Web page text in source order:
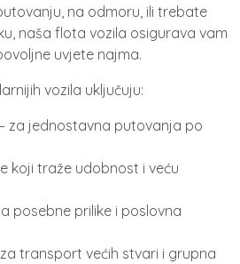
na odmoru, ili trebate
naša flota vozila osigurava vam
uvjete najma.
vozila uključuju:
za jednostavna putovanja po
koji traže udobnost i veću
posebne prilike i poslovna
transport većih stvari i grupna